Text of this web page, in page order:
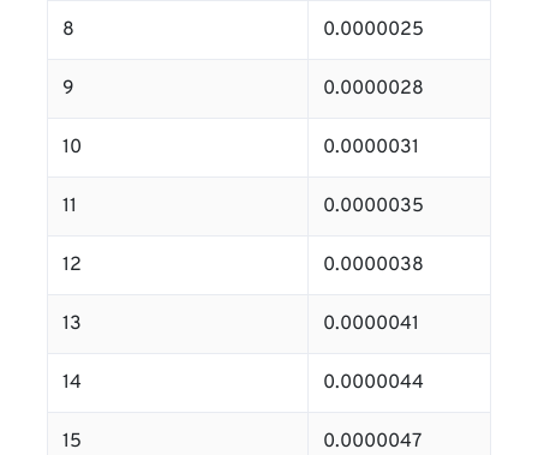
8 0.0000025
9 0.0000028
10 0.0000031
11 0.0000035
12 0.0000038
13 0.0000041
14 0.0000044
15 0.0000047